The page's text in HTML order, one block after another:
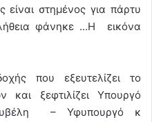
είναι στημένος για πάρτυ
φάνηκε …Η εικόνα
που εξευτελίζει το
και ξεφτιλίζει Υπουργό
– Υφυπουργό κ